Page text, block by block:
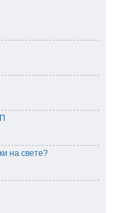
на свете?